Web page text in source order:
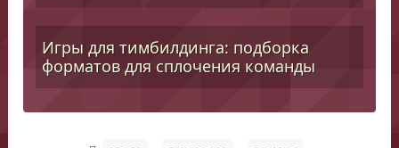
Игры для тимбилдинга: подборка
форматов для сплочения команды